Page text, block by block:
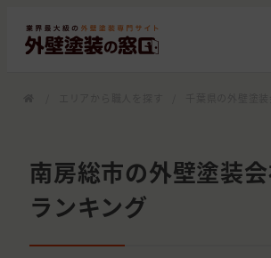
南房総市の外壁塗装
ランキング